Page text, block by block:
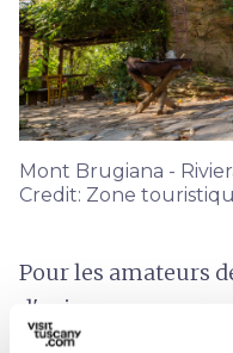
Mont Brugiana -
Credit: Zone
Pour les amateurs
d'animaux, une
Brugiana